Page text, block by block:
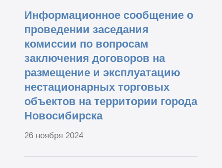
Информационное сообщение о
проведении заседания
комиссии по вопросам
заключения договоров на
размещение и эксплуатацию
нестационарных торговых
объектов на территории города
Новосибирска
26 ноября 2024